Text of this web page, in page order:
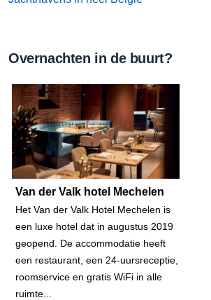
Overnachten in de buurt?
Van der Valk hotel Mechelen
Het Van der Valk Hotel Mechelen is
een luxe hotel dat in augustus 2019
geopend. De accommodatie heeft
een restaurant, een 24-uursreceptie,
roomservice en gratis WiFi in alle
ruimte...